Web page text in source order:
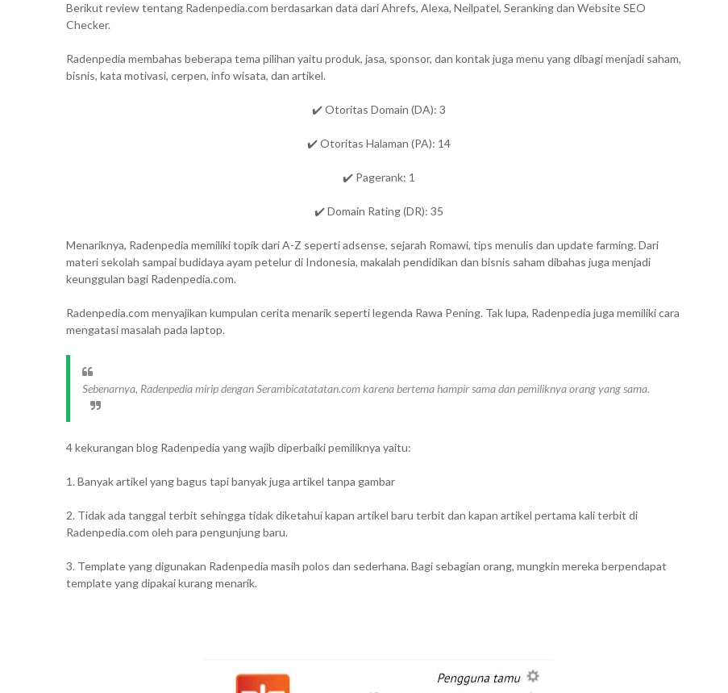
Berikut review tentang Radenpedia.com berdasarkan data dari Ahrefs, Alexa, Neilpatel, Seranking dan Website SEO
Checker.
Radenpedia membahas beberapa tema pilihan yaitu produk, jasa, sponsor, dan kontak juga menu yang dibagi menjadi saham,
bisnis, kata motivasi, cerpen, info wisata, dan artikel.
✔️ Otoritas Domain (DA): 3
✔️ Otoritas Halaman (PA): 14
✔️ Pagerank: 1
✔️ Domain Rating (DR): 35
Menariknya, Radenpedia memiliki topik dari A-Z seperti adsense, sejarah Romawi, tips menulis dan update farming. Dari
materi sekolah sampai budidaya ayam petelur di Indonesia, makalah pendidikan dan bisnis saham dibahas juga menjadi
keunggulan bagi Radenpedia.com.
Radenpedia.com menyajikan kumpulan cerita menarik seperti legenda Rawa Pening. Tak lupa, Radenpedia juga memiliki cara
mengatasi masalah pada laptop.
Sebenarnya, Radenpedia mirip dengan Serambicatatatan.com karena bertema hampir sama dan pemiliknya orang yang sama.
4 kekurangan blog Radenpedia yang wajib diperbaiki pemiliknya yaitu:
1. Banyak artikel yang bagus tapi banyak juga artikel tanpa gambar
2. Tidak ada tanggal terbit sehingga tidak diketahui kapan artikel baru terbit dan kapan artikel pertama kali terbit di
Radenpedia.com oleh para pengunjung baru.
3. Template yang digunakan Radenpedia masih polos dan sederhana. Bagi sebagian orang, mungkin mereka berpendapat
template yang dipakai kurang menarik.